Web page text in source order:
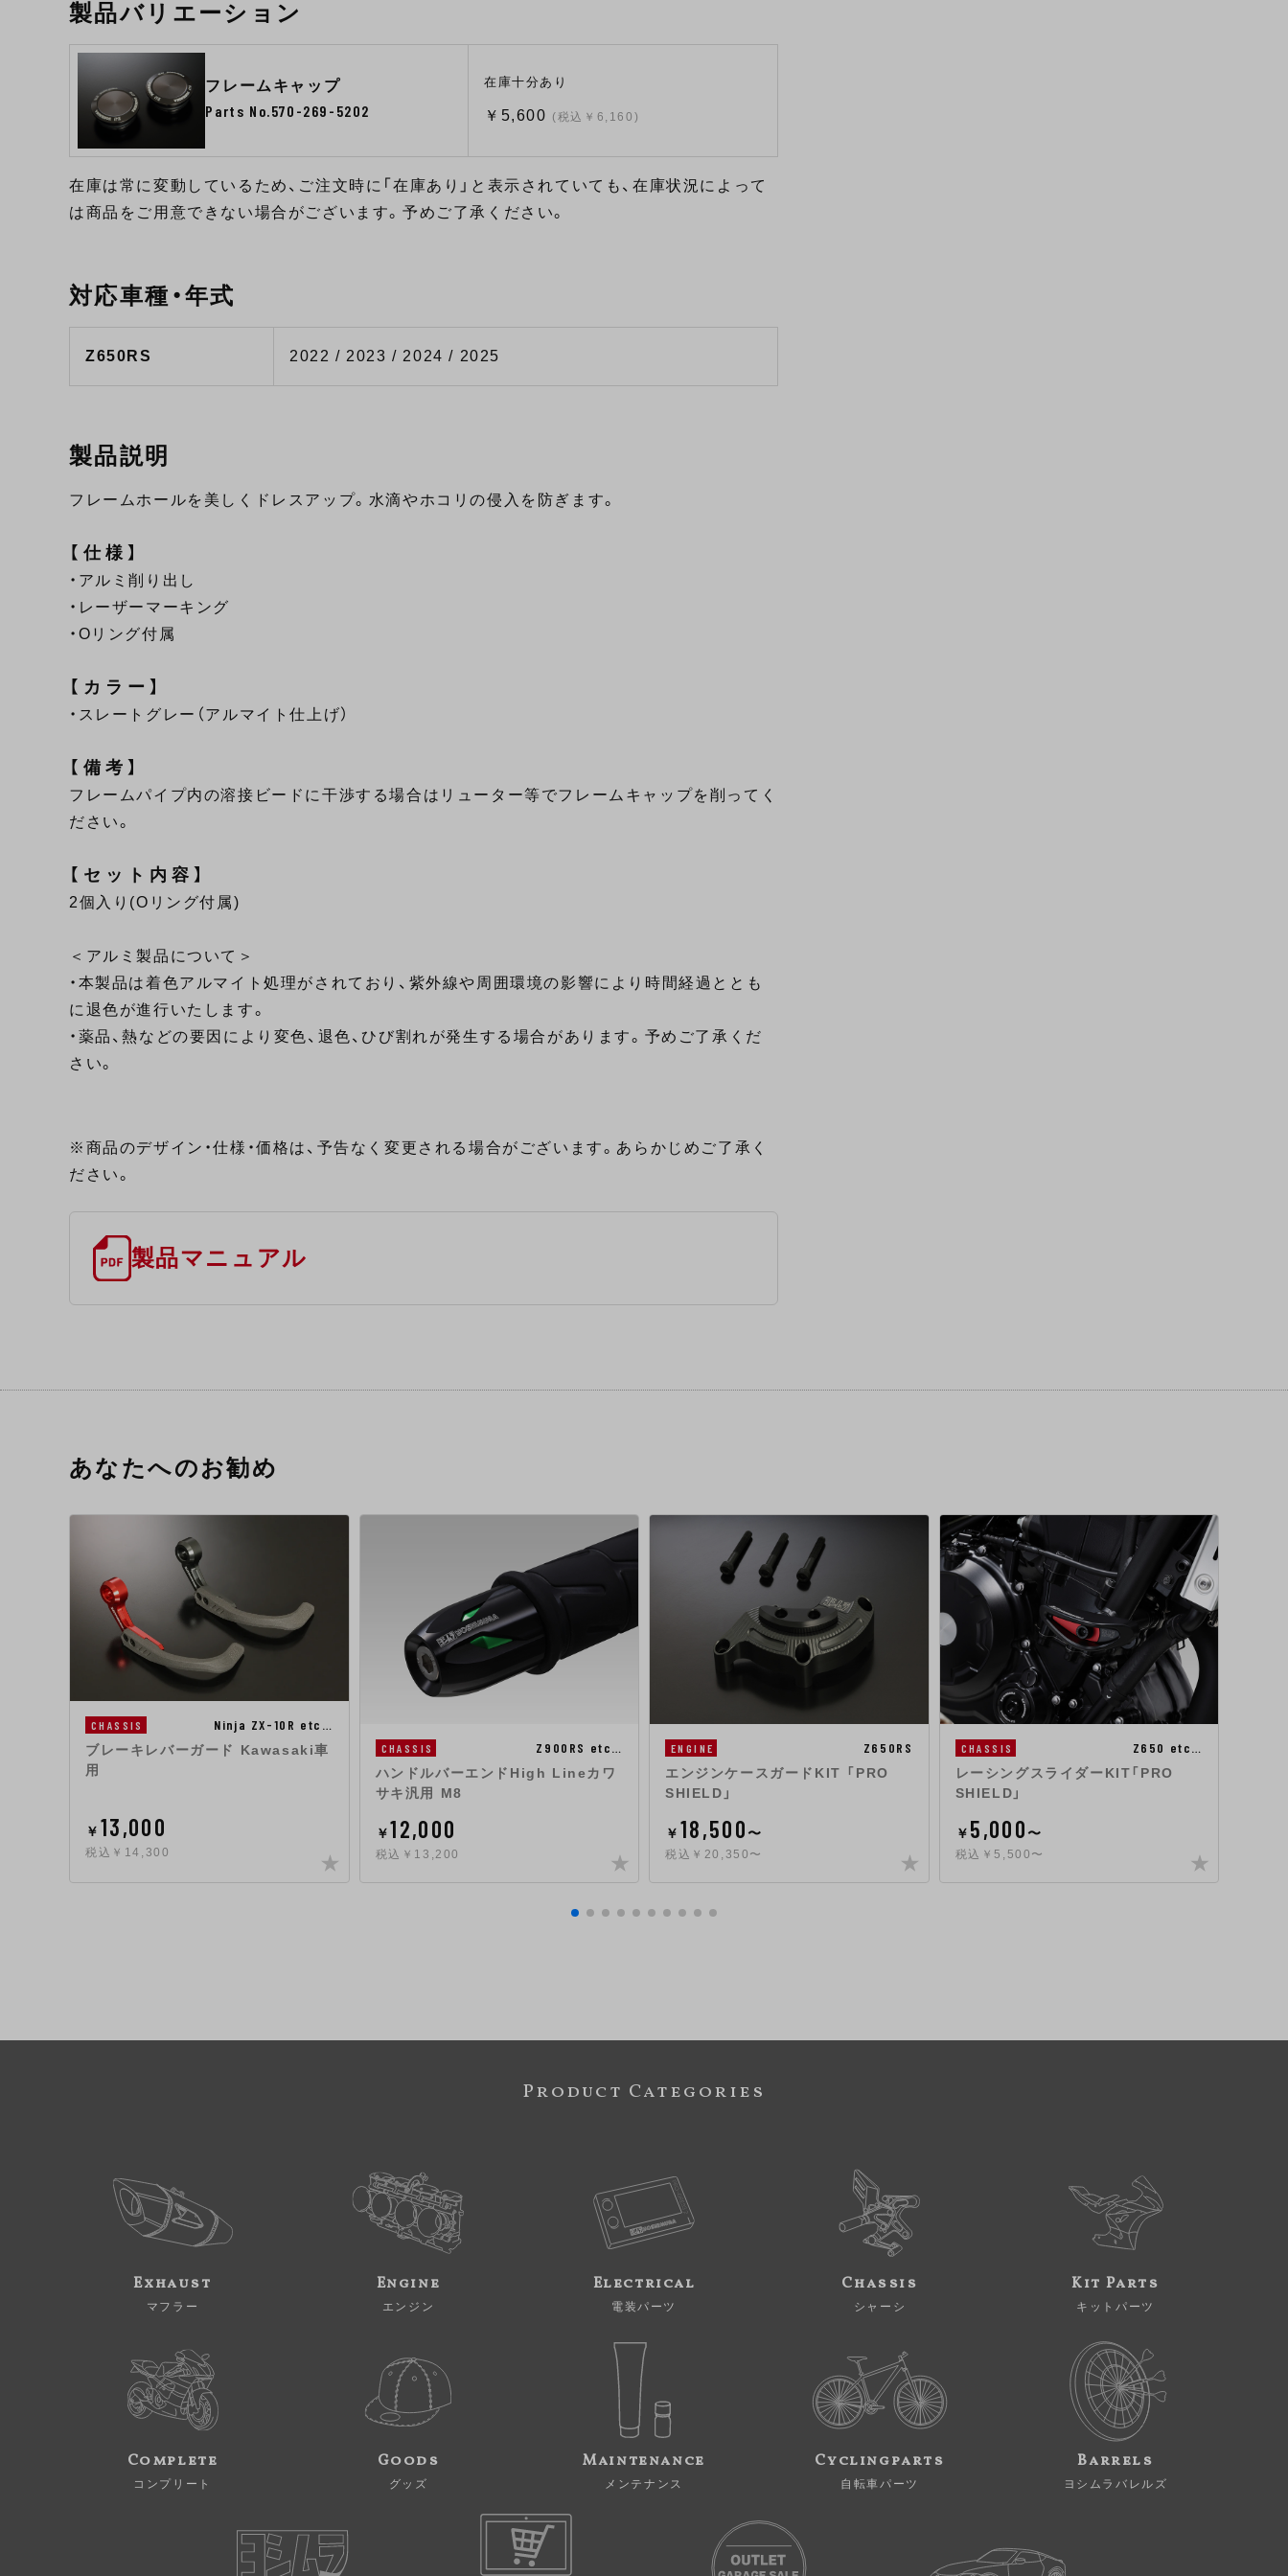
製品バリエーション
フレームキャップ
Parts No.570-269-5202
在庫十分あり
￥5,600 (税込￥6,160)
在庫は常に変動しているため、ご注文時に「在庫あり」と表示されていても、在庫状況によって
は商品をご用意できない場合がございます。予めご了承ください。
対応車種・年式
Z650RS 2022 / 2023 / 2024 / 2025
製品説明
フレームホールを美しくドレスアップ。水滴やホコリの侵入を防ぎます。
【仕様】
・アルミ削り出し
・レーザーマーキング
・Oリング付属
【カラー】
・スレートグレー（アルマイト仕上げ）
【備考】
フレームパイプ内の溶接ビードに干渉する場合はリューター等でフレームキャップを削ってく
ださい。
【セット内容】
2個入り(Oリング付属)
＜アルミ製品について＞
・本製品は着色アルマイト処理がされており、紫外線や周囲環境の影響により時間経過ととも
に退色が進行いたします。
・薬品、熱などの要因により変色、退色、ひび割れが発生する場合があります。予めご了承くだ
さい。
※商品のデザイン・仕様・価格は、予告なく変更される場合がございます。あらかじめご了承く
ださい。
製品マニュアル
あなたへのお勧め
CHASSIS Ninja ZX-10R etc…
ブレーキレバーガード Kawasaki車
用
￥ 13,000
税込￥14,300
CHASSIS Z900RS etc…
ハンドルバーエンドHigh Lineカワ
サキ汎用 M8
￥12,000
税込￥13,200
ENGINE Z650RS
エンジンケースガードKIT 「PRO
SHIELD」
￥ 18,500〜
税込￥20,350〜
CHASSIS Z650 etc…
レーシングスライダーKIT「PRO
SHIELD」
￥ 5,000〜
税込￥5,500〜
Product Categories
Exhaust
マフラー
Engine
エンジン
Electrical
電装パーツ
Chassis
シャーシ
Kit Parts
キットパーツ
Complete
コンプリート
Goods
グッズ
Maintenance
メンテナンス
Cyclingparts
自転車パーツ
Barrels
ヨシムラバレルズ